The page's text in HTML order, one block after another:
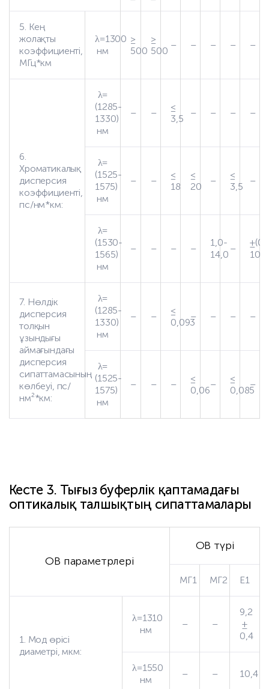
5. Кең
жолақты
коэффициенті,
МГц*км
λ=1300
нм
≥
500
≥
500
– – – – –
6.
Хроматикалық
дисперсия
коэффициенті,
пс/нм*км:
λ=
(1285-
1330)
нм
– –
≤
3,5
– – – –
λ=
(1525-
1575)
нм
– –
≤
18
≤
20
–
≤
3,5
–
λ=
(1530-
1565)
нм
– – – –
1,0-
14,0
–
7. Нөлдік
дисперсия
толқын
ұзындығы
аймағындағы
дисперсия
сипаттамасының
көлбеуі, пс/
нм²*км:
λ=
(1285-
1330)
нм
– –
≤
0,093
– – – –
λ=
(1525-
1575)
нм
– – –
≤
0,06
–
≤
0,085
–
Кесте 3. Тығыз буферлік қаптамадағы
оптикалық талшықтың сипаттамалары
ОВ параметрлері
ОВ түрі
МГ1 МГ2 Е1
1. Мод өрісі
диаметрі, мкм:
λ=1310
нм
– –
9,2
±
0,4
λ=1550
нм
– – 10,4